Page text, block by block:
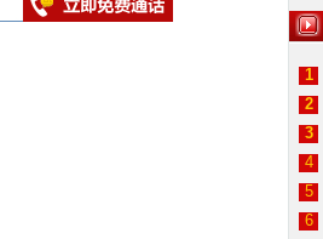
1
2
3
4
5
6